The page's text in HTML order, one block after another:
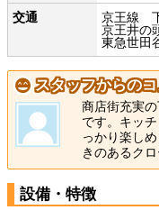
交通
京王線
京王井
東急世
スタッフからの
商店街充実
です。キッ
っかり楽し
きのあるク
設備・特徴